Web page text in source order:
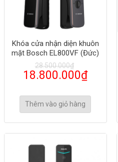
Khóa cửa nhận diện khuôn
mặt Bosch EL800VF (Đức)
28.500.000₫
18.800.000₫
Thêm vào giỏ hàng